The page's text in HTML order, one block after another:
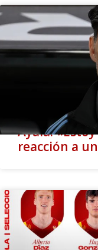
Ayala:
reacción a